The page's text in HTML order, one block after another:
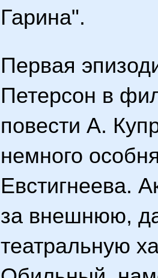
Гарина".
Первая
Петерсон в
повести А.
немного
Евстигнеева.
за внешнюю,
театральную